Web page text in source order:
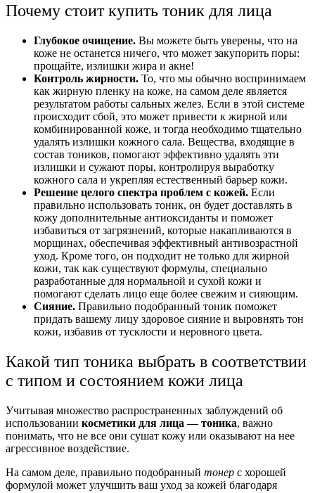
Почему стоит купить тоник для лица
Глубокое очищение. Вы можете быть уверены, что на
коже не останется ничего, что может закупорить поры:
прощайте, излишки жира и акне!
Контроль жирности. То, что мы обычно воспринимаем
как жирную пленку на коже, на самом деле является
результатом работы сальных желез. Если в этой системе
происходит сбой, это может привести к жирной или
комбинированной коже, и тогда необходимо тщательно
удалять излишки кожного сала. Вещества, входящие в
состав тоников, помогают эффективно удалять эти
излишки и сужают поры, контролируя выработку
кожного сала и укрепляя естественный барьер кожи.
Решение целого спектра проблем с кожей. Если
правильно использовать тоник, он будет доставлять в
кожу дополнительные антиоксиданты и поможет
избавиться от загрязнений, которые накапливаются в
морщинах, обеспечивая эффективный антивозрастной
уход. Кроме того, он подходит не только для жирной
кожи, так как существуют формулы, специально
разработанные для нормальной и сухой кожи и
помогают сделать лицо еще более свежим и сияющим.
Сияние. Правильно подобранный тоник поможет
придать вашему лицу здоровое сияние и выровнять тон
кожи, избавив от тусклости и неровного цвета.
Какой тип тоника выбрать в соответствии
с типом и состоянием кожи лица
Учитывая множество распространенных заблуждений об
использовании косметики для лица — тоника, важно
понимать, что не все они сушат кожу или оказывают на нее
агрессивное воздействие.
На самом деле, правильно подобранный тонер с хорошей
формулой может улучшить ваш уход за кожей благодаря